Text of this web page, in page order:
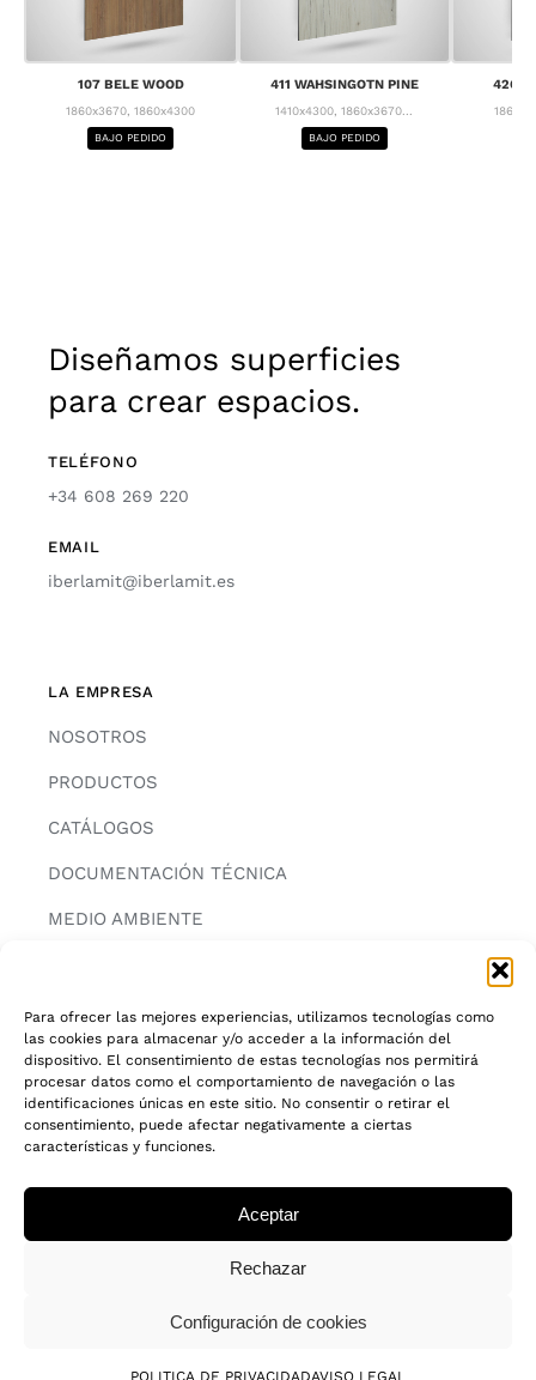
Para ofrecer las mejores experiencias, utilizamos tecnologías como
las cookies para almacenar y/o acceder a la información del
dispositivo. El consentimiento de estas tecnologías nos permitirá
procesar datos como el comportamiento de navegación o las
identificaciones únicas en este sitio. No consentir o retirar el
consentimiento, puede afectar negativamente a ciertas
características y funciones.
Aceptar
Rechazar
Configuración de cookies
POLITICA DE PRIVACIDADAVISO LEGAL
107 BELE WOOD
1860x3670, 1860x4300
BAJO PEDIDO
411 WAHSINGOTN PINE
1410x4300, 1860x3670...
BAJO PEDIDO
426
Diseñamos superficies
para crear espacios.
TELÉFONO
+34 608 269 220
EMAIL
iberlamit@iberlamit.es
LA EMPRESA
NOSOTROS
PRODUCTOS
CATÁLOGOS
DOCUMENTACIÓN TÉCNICA
MEDIO AMBIENTE
INFORMACIÓN
AVISO LEGAL
POLITICA DE PRIVACIDAD
CADENA DE CUSTODIA FSC®